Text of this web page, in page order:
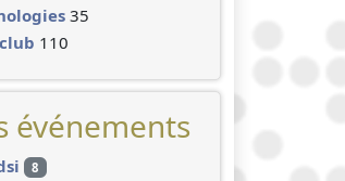
35
110
événements
8